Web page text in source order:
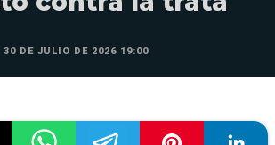
30 DE JULIO DE 2026 19:00